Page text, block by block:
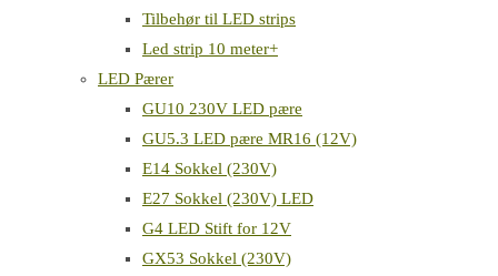
Tilbehør til LED strips
Led strip 10 meter+
LED Pærer
GU10 230V LED pære
GU5.3 LED pære MR16 (12V)
E14 Sokkel (230V)
E27 Sokkel (230V) LED
G4 LED Stift for 12V
GX53 Sokkel (230V)